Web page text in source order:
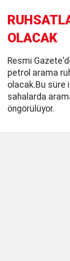
OLACAK
Resmi
petrol arama
olacak.Bu süre
sahalarda
öngörülüyor.